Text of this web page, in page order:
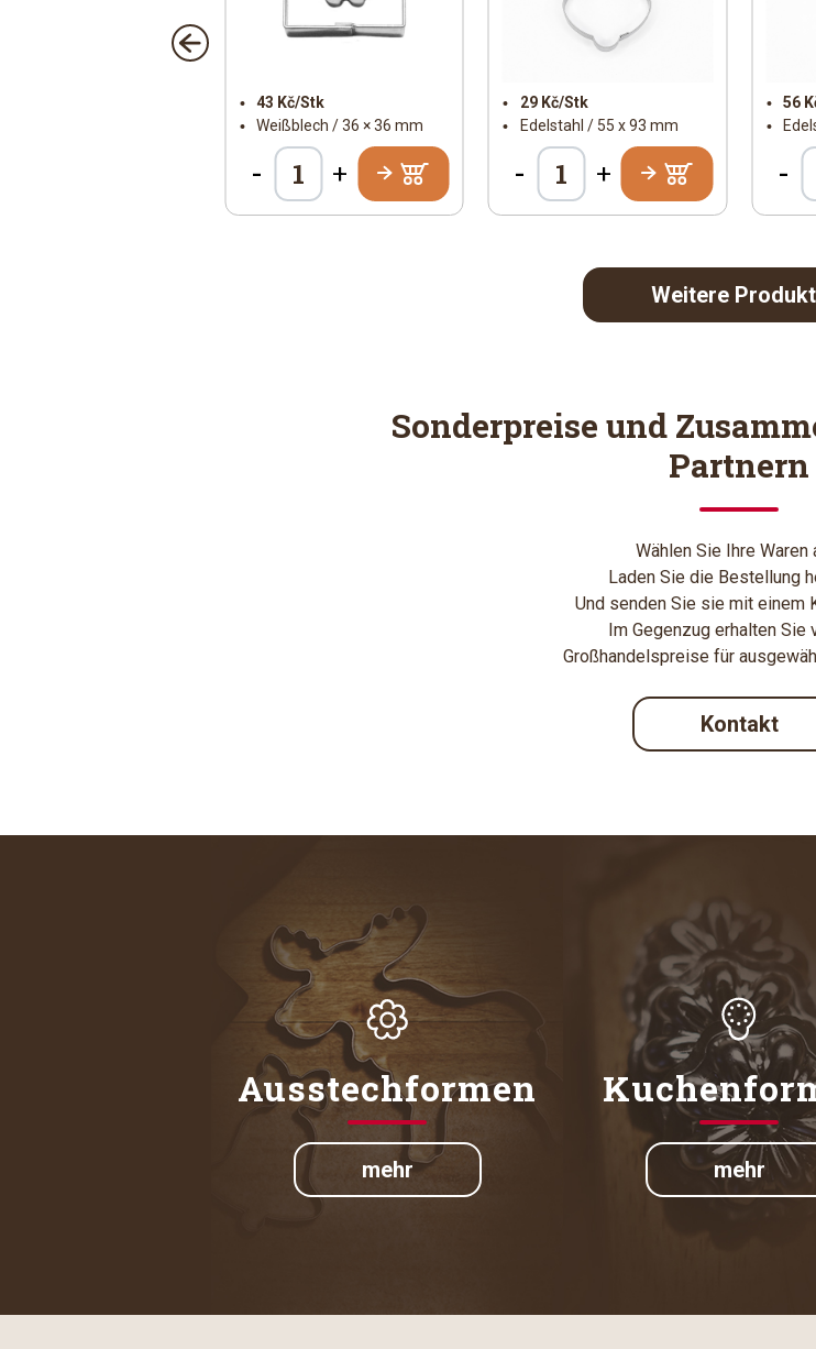
43 Kč/Stk
Weißblech / 36 × 36 mm
- +
29 Kč/Stk
Edelstahl / 55 x 93 mm
- +
56
-
Weitere
Sonderpreise und
Partnern
Wählen Sie Ihre Waren
Laden Sie die Bestellung
Und senden Sie sie mit einem
Im Gegenzug erhalten Sie
Großhandelspreise für
Kontakt
Ausstechformen
mehr mehr